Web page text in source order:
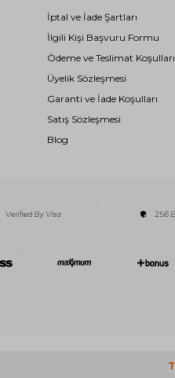
İptal ve İade Şartları
İlgili Kişi Başvuru Formu
Ödeme ve Teslimat Koşulları
Üyelik Sözleşmesi
Garanti ve İade Koşulları
Satış Sözleşmesi
Blog
T